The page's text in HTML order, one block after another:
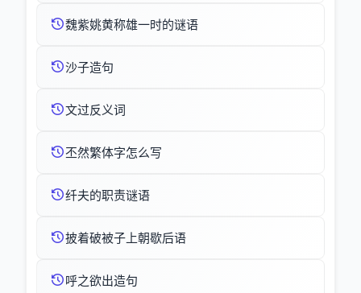
魏紫姚黄称雄一时的谜语
沙子造句
文过反义词
丕然繁体字怎么写
纤夫的职责谜语
披着破被子上朝歇后语
呼之欲出造句